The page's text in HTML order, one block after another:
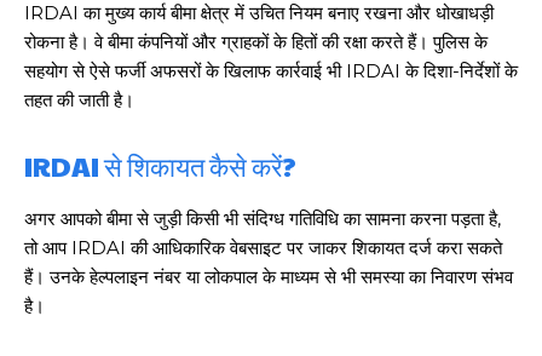
IRDAI का मुख्य कार्य बीमा क्षेत्र में उचित नियम बनाए रखना और धोखाधड़ी
रोकना है। वे बीमा कंपनियों और ग्राहकों के हितों की रक्षा करते हैं। पुलिस के
सहयोग से ऐसे फर्जी अफसरों के खिलाफ कार्रवाई भी IRDAI के दिशा-निर्देशों के
तहत की जाती है।
IRDAI से शिकायत कैसे करें?
अगर आपको बीमा से जुड़ी किसी भी संदिग्ध गतिविधि का सामना करना पड़ता है,
तो आप IRDAI की आधिकारिक वेबसाइट पर जाकर शिकायत दर्ज करा सकते
हैं। उनके हेल्पलाइन नंबर या लोकपाल के माध्यम से भी समस्या का निवारण संभव
है।